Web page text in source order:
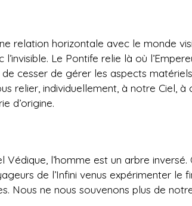
relation horizontale avec le monde
Le Pontife relie là où
cesser de gérer les aspects
relier, individuellement, à notre Ciel, à
d’origine.
Védique, l’homme est un arbre
de l’Infini venus expérimenter le
Nous ne nous souvenons plus de